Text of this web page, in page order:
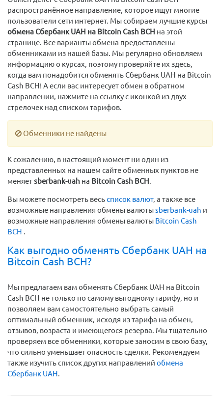
распространённое направление, которое ищут многие
пользователи сети интернет. Мы собираем лучшие курсы
обмена Сбербанк UAH на Bitcoin Cash BCH на этой
странице. Все варианты обмена предоставлены
обменниками из нашей базы. Мы регулярно обновляем
информацию о курсах, поэтому проверяйте их здесь,
когда вам понадобится обменять Сбербанк UAH на Bitcoin
Cash BCH! А если вас интересует обмен в обратном
направлении, нажмите на ссылку с иконкой из двух
стрелочек над списком тарифов.
Обменники не найдены
К сожалению, в настоящий момент ни один из
представленных на нашем сайте обменных пунктов не
меняетsberbank-uah на Bitcoin Cash BCH.
Вы можете посмотреть весьсписок валют, а также все
возможные направления обмены валютыsberbank-uah и
возможные направления обмены валюты Bitcoin Cash
BCH .
Как выгодно обменять Сбербанк UAH на
Bitcoin Cash BCH?
Мы предлагаем вам обменять Сбербанк UAH на Bitcoin
Cash BCH не только по самому выгодному тарифу, но и
позволяем вам самостоятельно выбрать самый
оптимальный обменник, исходя из тарифа на обмен,
отзывов, возраста и имеющегося резерва. Мы тщательно
проверяем все обменники, которые заносим в свою базу,
что сильно уменьшает опасность сделки. Рекомендуем
также изучить список других направлений обмена
Сбербанк UAH.